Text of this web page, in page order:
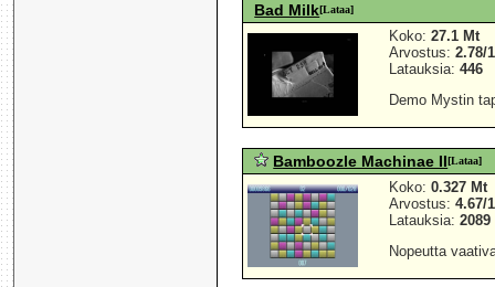
Bad Milk[Lataa]
Koko:27.1 Mt
Arvostus:2.78/
Latauksia:446
Demo Mystin
Bamboozle Machinae II[Lataa]
Koko:0.327 Mt
Arvostus:4.67/
Latauksia:2089
Nopeutta